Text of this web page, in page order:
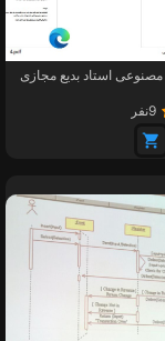
مصنوعی استاد بدیع مجازی
9نفر